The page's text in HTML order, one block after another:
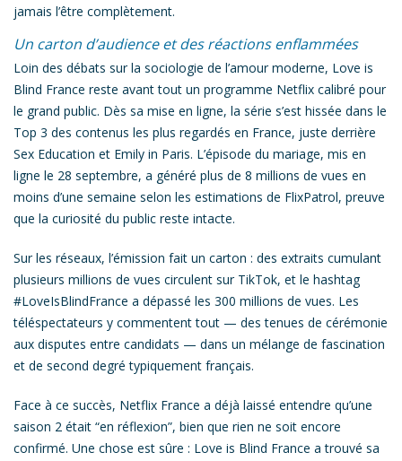
jamais l’être complètement.
Un carton d’audience et des réactions enflammées
Loin des débats sur la sociologie de l’amour moderne, Love is
Blind France reste avant tout un programme Netflix calibré pour
le grand public. Dès sa mise en ligne, la série s’est hissée dans le
Top 3 des contenus les plus regardés en France, juste derrière
Sex Education et Emily in Paris. L’épisode du mariage, mis en
ligne le 28 septembre, a généré plus de 8 millions de vues en
moins d’une semaine selon les estimations de FlixPatrol, preuve
que la curiosité du public reste intacte.
Sur les réseaux, l’émission fait un carton : des extraits cumulant
plusieurs millions de vues circulent sur TikTok, et le hashtag
#LoveIsBlindFrance a dépassé les 300 millions de vues. Les
téléspectateurs y commentent tout — des tenues de cérémonie
aux disputes entre candidats — dans un mélange de fascination
et de second degré typiquement français.
Face à ce succès, Netflix France a déjà laissé entendre qu’une
saison 2 était “en réflexion”, bien que rien ne soit encore
confirmé. Une chose est sûre : Love is Blind France a trouvé sa